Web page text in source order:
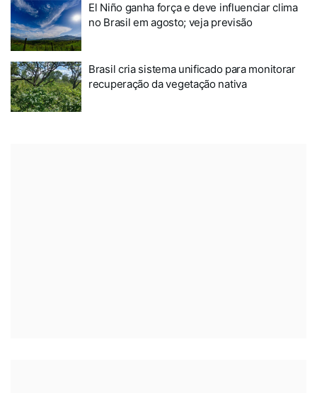
El Niño ganha força e deve influenciar clima
no Brasil em agosto; veja previsão
Brasil cria sistema unificado para monitorar
recuperação da vegetação nativa